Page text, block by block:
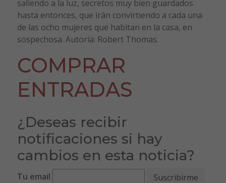
saliendo a la luz, secretos muy bien guardados
hasta entonces, que irán convirtiendo a cada una
de las ocho mujeres que habitan en la casa, en
sospechosa. Autoría: Robert Thomas.
COMPRAR
ENTRADAS
¿Deseas recibir
notificaciones si hay
cambios en esta noticia?
Tu email